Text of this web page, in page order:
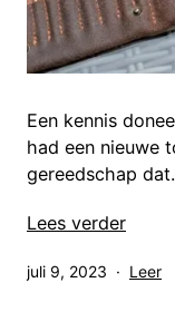
Een kennis
had een nieuwe
gereedschap
Lees verder
Gepubliceerd
juli 9, 2023 Leer